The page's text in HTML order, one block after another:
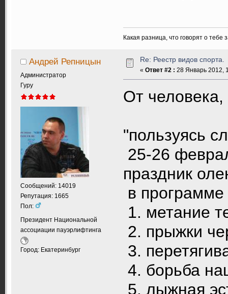
Какая разница, что говорят о
Андрей Репницын
Администратор
Гуру
Сообщений: 14019
Репутация: 1665
Пол:
Президент Национальной
ассоциации пауэрлифтинга
Город: Екатеринбург
Re: Реестр видов спорта.
« Ответ #2 : 28 Январь 2012,
От
"пользуясь
25-26
праздник
в программе
1. метание
2. прыжки
3.
4. борьба
5. лыжная